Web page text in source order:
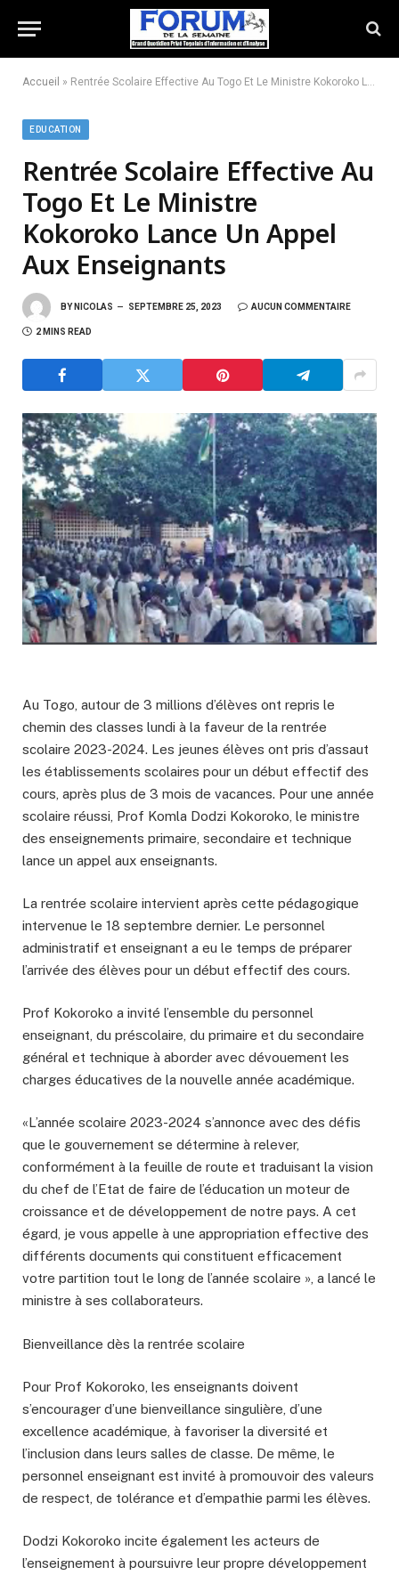
Accueil » Rentrée Scolaire Effective Au Togo Et Le Ministre Kokoroko Lance Un Appel Aux Enseignants
EDUCATION
Rentrée Scolaire Effective Au
Togo Et Le Ministre
Kokoroko Lance Un Appel
Aux Enseignants
BY NICOLAS SEPTEMBRE 25, 2023 AUCUN COMMENTAIRE
2 MINS READ
Au Togo, autour de 3 millions d’élèves ont repris le
chemin des classes lundi à la faveur de la rentrée
scolaire 2023-2024. Les jeunes élèves ont pris d’assaut
les établissements scolaires pour un début effectif des
cours, après plus de 3 mois de vacances. Pour une année
scolaire réussi, Prof Komla Dodzi Kokoroko, le ministre
des enseignements primaire, secondaire et technique
lance un appel aux enseignants.
La rentrée scolaire intervient après cette pédagogique
intervenue le 18 septembre dernier. Le personnel
administratif et enseignant a eu le temps de préparer
l’arrivée des élèves pour un début effectif des cours.
Prof Kokoroko a invité l’ensemble du personnel
enseignant, du préscolaire, du primaire et du secondaire
général et technique à aborder avec dévouement les
charges éducatives de la nouvelle année académique.
«L’année scolaire 2023-2024 s’annonce avec des défis
que le gouvernement se détermine à relever,
conformément à la feuille de route et traduisant la vision
du chef de l’Etat de faire de l’éducation un moteur de
croissance et de développement de notre pays. A cet
égard, je vous appelle à une appropriation effective des
différents documents qui constituent efficacement
votre partition tout le long de l’année scolaire », a lancé le
ministre à ses collaborateurs.
Bienveillance dès la rentrée scolaire
Pour Prof Kokoroko, les enseignants doivent
s’encourager d’une bienveillance singulière, d’une
excellence académique, à favoriser la diversité et
l’inclusion dans leurs salles de classe. De même, le
personnel enseignant est invité à promouvoir des valeurs
de respect, de tolérance et d’empathie parmi les élèves.
Dodzi Kokoroko incite également les acteurs de
l’enseignement à poursuivre leur propre développement